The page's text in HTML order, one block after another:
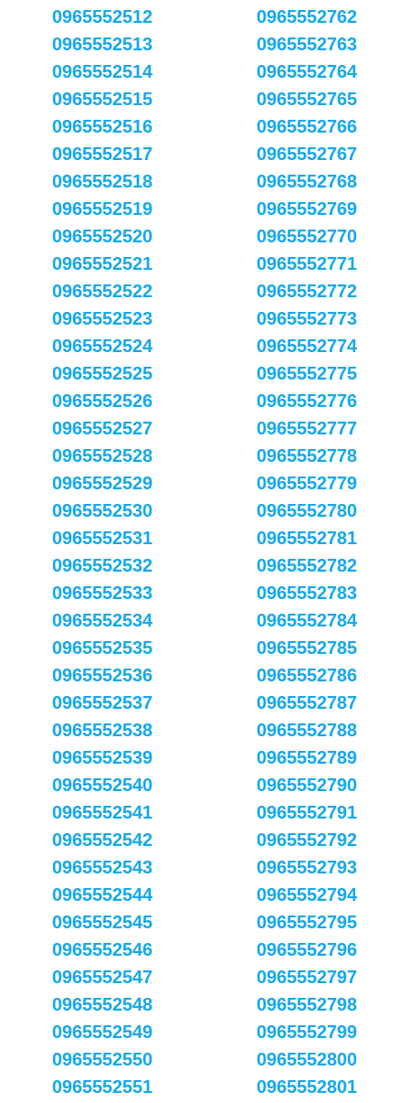
0965552512
0965552513
0965552514
0965552515
0965552516
0965552517
0965552518
0965552519
0965552520
0965552521
0965552522
0965552523
0965552524
0965552525
0965552526
0965552527
0965552528
0965552529
0965552530
0965552531
0965552532
0965552533
0965552534
0965552535
0965552536
0965552537
0965552538
0965552539
0965552540
0965552541
0965552542
0965552543
0965552544
0965552545
0965552546
0965552547
0965552548
0965552549
0965552550
0965552551
0965552762
0965552763
0965552764
0965552765
0965552766
0965552767
0965552768
0965552769
0965552770
0965552771
0965552772
0965552773
0965552774
0965552775
0965552776
0965552777
0965552778
0965552779
0965552780
0965552781
0965552782
0965552783
0965552784
0965552785
0965552786
0965552787
0965552788
0965552789
0965552790
0965552791
0965552792
0965552793
0965552794
0965552795
0965552796
0965552797
0965552798
0965552799
0965552800
0965552801